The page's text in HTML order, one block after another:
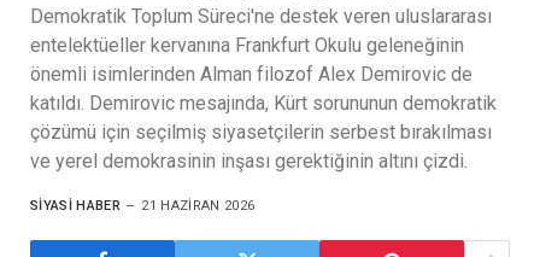
Demokratik Toplum Süreci'ne destek veren uluslararası
entelektüeller kervanına Frankfurt Okulu geleneğinin
önemli isimlerinden Alman filozof Alex Demirovic de
katıldı. Demirovic mesajında, Kürt sorununun demokratik
çözümü için seçilmiş siyasetçilerin serbest bırakılması
ve yerel demokrasinin inşası gerektiğinin altını çizdi.
SIYASI HABER 21 HAZIRAN 2026